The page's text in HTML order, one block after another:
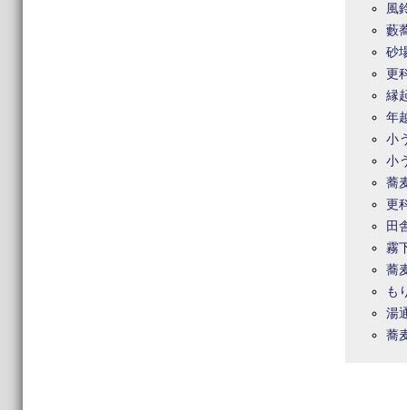
風
藪
砂
更
縁
年
小
小
蕎
更
田
霧
蕎
も
湯
蕎